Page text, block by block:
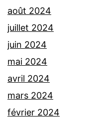
août 2024
juillet 2024
juin 2024
mai 2024
avril 2024
mars 2024
février 2024